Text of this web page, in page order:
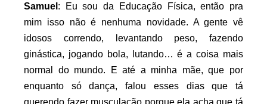
Samuel : Eu sou da Educação Física, então pra
mim isso não é nenhuma novidade. A gente vê
idosos correndo, levantando peso, fazendo
ginástica, jogando bola, lutando… é a coisa mais
normal do mundo. E até a minha mãe, que por
enquanto só dança, falou esses dias que tá
querendo fazer musculação porque ela acha que tá